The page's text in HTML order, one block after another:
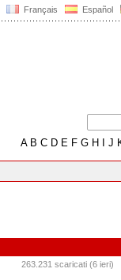
Français Español
AB C D E F G H J
263.231 scaricati (6 ieri)